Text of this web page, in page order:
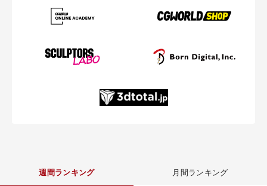
週間ランキング 月間ランキング